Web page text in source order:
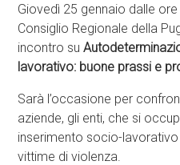
Giovedì 25 gennaio dalle
Consiglio Regionale della
incontro su
lavorativo: buone prassi e
Sarà l’occasione per
aziende, gli enti, che si
inserimento socio-
vittime di violenza.